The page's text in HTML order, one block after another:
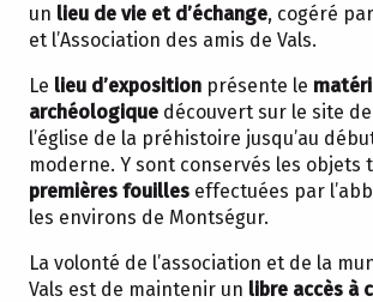
un lieu de vie et d’échange, cogéré
et l’Association des amis de Vals.
Le lieu d’exposition présente le
archéologique découvert sur le site
l’église de la préhistoire jusqu’au
moderne. Y sont conservés les objets
premières fouilles effectuées par
les environs de Montségur.
La volonté de l’association et de la
Vals est de maintenir un libre accès à